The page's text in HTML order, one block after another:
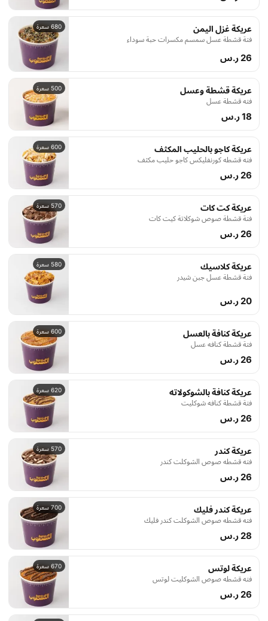
680 سعرة عريكة غزل اليمن
فتة قشطة عسل سمسم مكسرات حبة سوداء
26 ر.س
500 سعرة عريكة قشطة وعسل
فته قشطة عسل
18 ر.س
600 سعرة عريكة كاجو بالحليب المكثف
فته قشطه كورنفليكس كاجو حليب مكثف
26 ر.س
570 سعرة عريكة كت كات
فتة قشطة صوص شوكلاتة كيت كات
26 ر.س
580 سعرة عريكة كلاسيك
فتة قشطة عسل جبن شيدر
20 ر.س
600 سعرة عريكة كنافة بالعسل
فتة قشطة كنافه عسل
26 ر.س
620 سعرة عريكة كنافة بالشوكولاته
فتة قشطة كنافه شوكليت
26 ر.س
570 سعرة عريكة كندر
فته قشطه صوص الشوكلت كندر
26 ر.س
700 سعرة عريكة كندر فليك
فته قشطه صوص الشوكلت كندر فليك
28 ر.س
670 سعرة عريكة لوتس
فته قشطه صوص الشوكليت لوتس
26 ر.س